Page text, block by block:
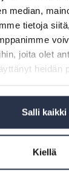
median,
tietoja
joita olet
heidän
Salli kaikki
Kiellä
on vaihdellut
olla jopa 45 %
vaikutus
merkittävä.
euroon
voisivat